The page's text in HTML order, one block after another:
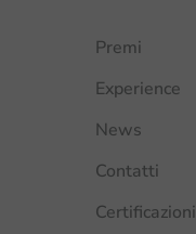
Premi
Experience
News
Contatti
Certificazioni